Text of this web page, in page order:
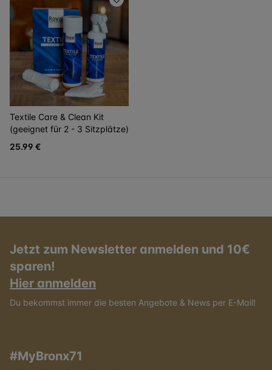
Textile Care & Clean Kit
(geeignet für 2 - 3 Sitzplätze)
25.99 €
Jetzt zum Newsletter anmelden und 10€
sparen!
Hier anmelden
Du bekommst immer die besten Angebote & News per E-Mail!
#MyBronx71